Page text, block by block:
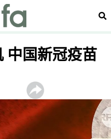
搜
中国新冠疫苗